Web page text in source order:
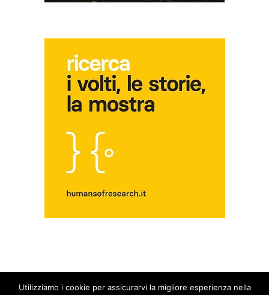
Utilizziamo i cookie per assicurarvi la migliore esperienza nella